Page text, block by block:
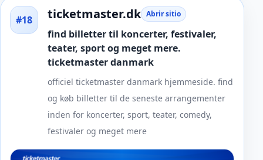
#18 ticketmaster.dk Abrir sitio
find billetter til koncerter, festivaler,
teater, sport og meget mere.
ticketmaster danmark
officiel ticketmaster danmark hjemmeside. find
og køb billetter til de seneste arrangementer
inden for koncerter, sport, teater, comedy,
festivaler og meget mere